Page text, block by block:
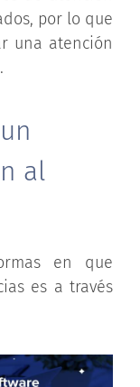
por lo que
una atención
al
en que
es a través